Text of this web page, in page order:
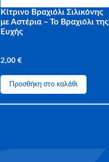
Κίτρινο Βραχιόλι Σιλικόνης
με Αστέρια – Το Βραχιόλι της
Ευχής
2,00 €
Προσθήκη στο καλάθι